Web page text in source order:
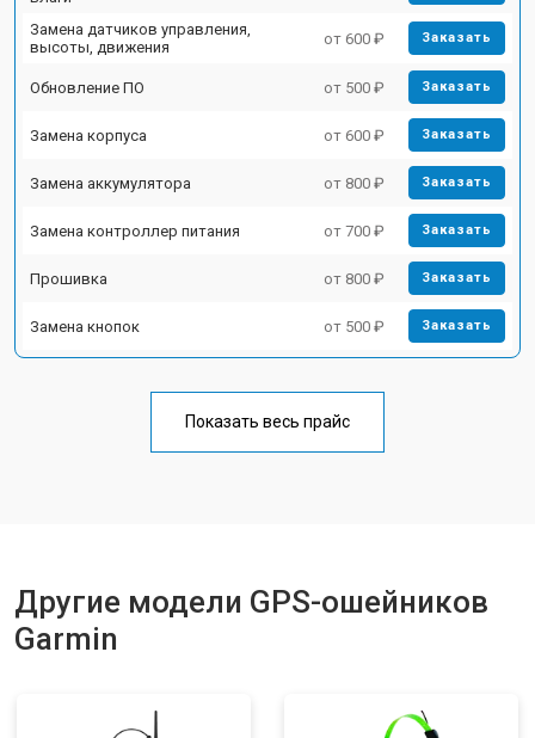
Замена датчиков управления,
высоты, движения
от 600 ₽ Заказать
Обновление ПО от 500 ₽ Заказать
Замена корпуса от 600 ₽ Заказать
Замена аккумулятора от 800 ₽ Заказать
Замена контроллер питания от 700 ₽ Заказать
Прошивка от 800 ₽ Заказать
Замена кнопок от 500 ₽ Заказать
Показать весь прайс
Другие модели GPS-ошейников
Garmin